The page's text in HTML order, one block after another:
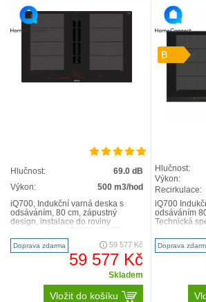
Maximální ovládání dotykem
Přehledné uspořádání dvojitých
usnadňuje výběr varných zón na každé
Pro ovládání varné desky stačí
Hlučnost:
69.0 dB
Výkon:
500 m3/hod
iQ700, Indukční varná deska s
odsáváním, 80 cm, zápustný
design, instalace do roviny
Flexibilita varných zón 2 x flex..
Doprava zdarma 59 577 Kč
59 577 Kč
Skladem
Vložit do košíku
B
Hlučnost:
Výkon:
Recirkulace:
iQ700
odsáváním
Technická
dual
Doprava